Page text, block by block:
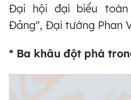
Đại hội đại biểu
Đảng", Đại tướng Phan
* Ba khâu đột phá